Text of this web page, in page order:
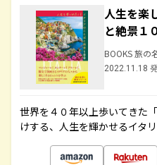
人生を楽
と絶景１
BOOKS 旅の
2022.11.18
世界を４０年以上歩いてきた
けする、人生を輝かせるイタ